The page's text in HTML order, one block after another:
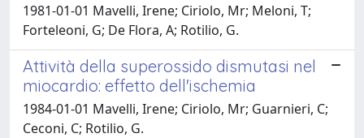
1981-01-01 Mavelli, Irene; Ciriolo, Mr; Meloni, T;
Forteleoni, G; De Flora, A; Rotilio, G.
Attività della superossido dismutasi nel
miocardio: effetto dell'ischemia
1984-01-01 Mavelli, Irene; Ciriolo, Mr; Guarnieri, C;
Ceconi, C; Rotilio, G.